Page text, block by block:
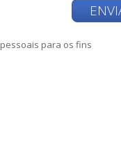
para os fins